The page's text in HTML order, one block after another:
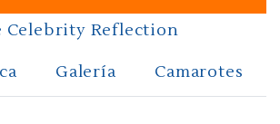
Celebrity Reflection
Galería Camarotes